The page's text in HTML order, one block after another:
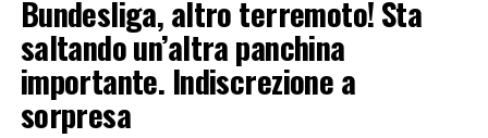
Bundesliga, altro terremoto! Sta
saltando un’altra panchina
importante. Indiscrezione a
sorpresa